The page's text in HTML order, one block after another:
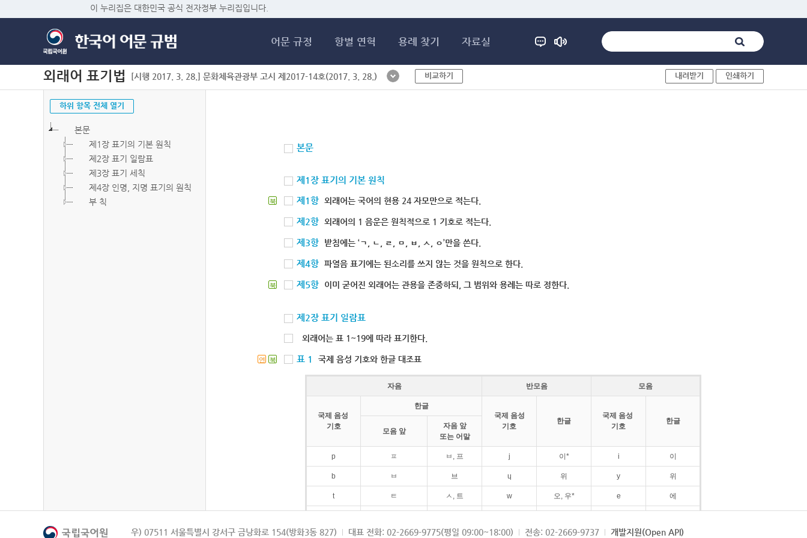
이 누리집은 대한민국 공식 전자정부 누리집입니다.
어문 규정 항별 연혁 용례 찾기 자료실
외래어 표기법 [시행 2017. 3. 28.] 문화체육관광부 고시 제2017-14호(2017. 3. 28.) 비교하기 내려받기 인쇄하기
하위 항목 전체 열기
본문
제1장 표기의 기본 원칙
제2장 표기 일람표
제3장 표기 세칙
제4장 인명, 지명 표기의 원칙
부 칙
본문
제1장 표기의 기본 원칙
북 제1항 외래어는 국어의 현용 24 자모만으로 적는다.
제2항 외래어의 1 음운은 원칙적으로 1 기호로 적는다.
제3항 받침에는 ‘ㄱ, ㄴ, ㄹ, ㅁ, ㅂ, ㅅ, ㅇ’만을 쓴다.
제4항 파열음 표기에는 된소리를 쓰지 않는 것을 원칙으로 한다.
북 제5항 이미 굳어진 외래어는 관용을 존중하되, 그 범위와 용례는 따로 정한다.
제2장 표기 일람표
외래어는 표 1~19에 따라 표기한다.
연 북 표 1 국제 음성 기호와 한글 대조표
자음 반모음 모음
국제 음성
기호
한글
국제 음성
기호
한글
국제 음성
기호
한글
모음 앞
자음 앞
또는 어말
p ㅍ ㅂ, 프 j 이* i 이
b ㅂ 브 ɥ 위 y 위
t ㅌ ㅅ, 트 w 오, 우* e 에
k ㅋ ㄱ, 크 ɛ 에
우) 07511 서울특별시 강서구 금낭화로 154(방화3동 827) 대표 전화: 02-2669-9775(평일 09:00~18:00) 전송: 02-2669-9737 개발지원(Open API)